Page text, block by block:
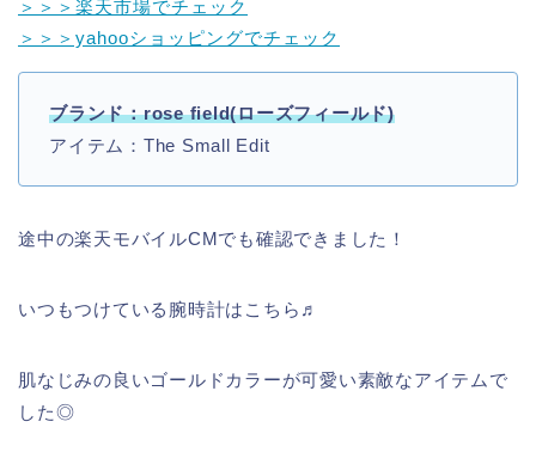
＞＞＞楽天市場でチェック
＞＞＞yahooショッピングでチェック
ブランド：rose field(ローズフィールド)
アイテム：The Small Edit
途中の楽天モバイルCMでも確認できました！
いつもつけている腕時計はこちら♬
肌なじみの良いゴールドカラーが可愛い素敵なアイテムで
した◎